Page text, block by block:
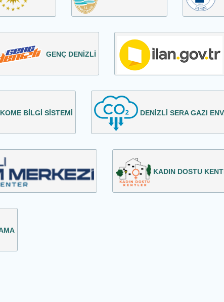
GENÇ DENİZLİ
BİLGİ SİSTEMİ DENİZLİ SERA GAZI
KADIN DOSTU